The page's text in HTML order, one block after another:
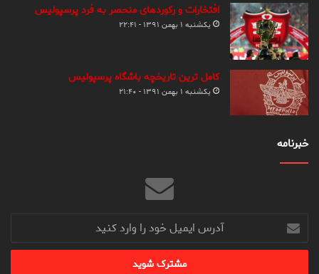
افتخارات و رکوردهای منحصر به فرد پرسپولیس
یکشنبه ۱ بهمن ۱۳۹۱ - ۲۲:۴۱
کامل ترین تاریخچه باشگاه پرسپولیس
یکشنبه ۱ بهمن ۱۳۹۱ - ۲۱:۴۰
خبرنامه
آدرس
ایمیل
خود